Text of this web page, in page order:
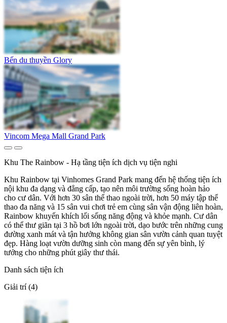
Bến du thuyền Glory
Vincom Mega Mall Grand Park
Khu The Rainbow - Hạ tầng tiện ích dịch vụ tiện nghi
Khu Rainbow tại Vinhomes Grand Park mang đến hệ thống tiện ích
nội khu đa dạng và đẳng cấp, tạo nên môi trường sống hoàn hảo
cho cư dân. Với hơn 30 sân thể thao ngoài trời, hơn 50 máy tập thể
thao đa năng và 15 sân vui chơi trẻ em cùng sân vận động liên hoàn,
Rainbow khuyến khích lối sống năng động và khỏe mạnh. Cư dân
có thể thư giãn tại 3 hồ bơi lớn ngoài trời, dạo bước trên những cung
đường xanh mát và tận hưởng không gian sân vườn cảnh quan tuyệt
đẹp. Hàng loạt vườn dưỡng sinh còn mang đến sự yên bình, lý
tưởng cho những phút giây thư thái.
Danh sách tiện ích
Giải trí (4)